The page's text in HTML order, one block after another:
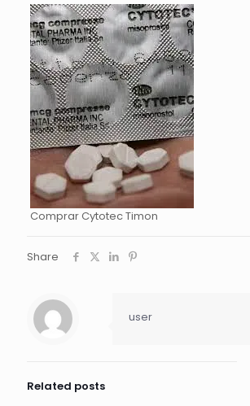
Comprar Cytotec Timon
Share
user
Related posts